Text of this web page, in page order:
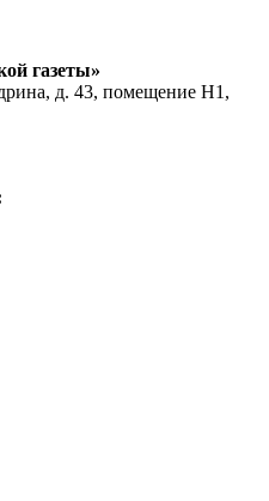
газеты»
д. 43, помещение Н1,